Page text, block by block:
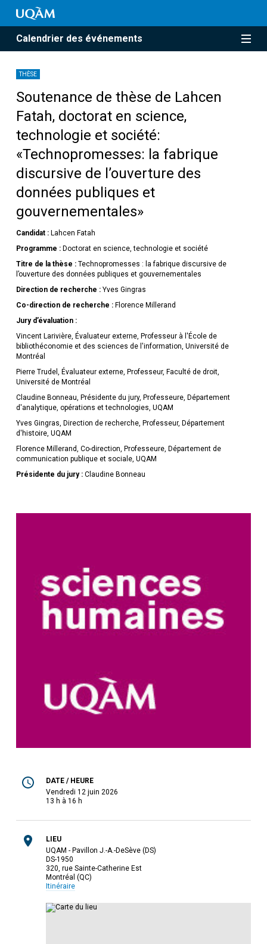
Calendrier des événements
THÈSE
Soutenance de thèse de Lahcen
Fatah, doctorat en science,
technologie et société:
«Technopromesses: la fabrique
discursive de l’ouverture des
données publiques et
gouvernementales»
Candidat :Lahcen Fatah
Programme : Doctorat en science, technologie et société
Titre de la thèse :Technopromesses : la fabrique discursive de
l’ouverture des données publiques et gouvernementales
Direction de recherche :Yves Gingras
Co-direction de recherche :Florence Millerand
Jury d’évaluation :
Vincent Larivière, Évaluateur externe, Professeur à l'École de
bibliothéconomie et des sciences de l'information, Université de
Montréal
Pierre Trudel, Évaluateur externe, Professeur, Faculté de droit,
Université de Montréal
Claudine Bonneau, Présidente du jury, Professeure, Département
d'analytique, opérations et technologies, UQAM
Yves Gingras, Direction de recherche, Professeur, Département
d'histoire, UQAM
Florence Millerand, Co-direction, Professeure, Département de
communication publique et sociale, UQAM
Présidente du jury :Claudine Bonneau
DATE / HEURE
vendredi 12 juin 2026
13 h à 16 h
LIEU
UQAM - Pavillon J.-A.-DeSève (DS)
DS-1950
320, rue Sainte-Catherine Est
Montréal (QC)
Itinéraire